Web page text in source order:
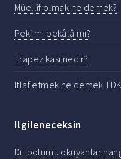
Müellif olmak ne demek?
Peki mı pekâlâ mı?
Trapez kası nedir?
Itlaf etmek ne demek
Ilgileneceksin
Dil bölümü okuyanlar